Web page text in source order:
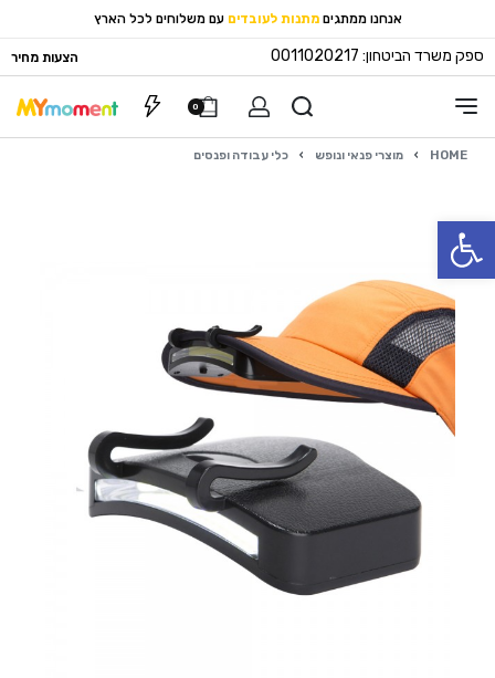
פתח סרגל נגישות
אנחנו ממתגים מתנות לעובדים עם משלוחים לכל הארץ
ספק משרד הביטחון: 0011020217 הצעות מחיר
0
HOME
› מוצרי פנאי ונופש › כלי עבודה ופנסים